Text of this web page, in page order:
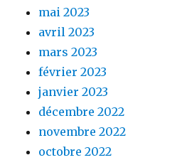
mai 2023
avril 2023
mars 2023
février 2023
janvier 2023
décembre 2022
novembre 2022
octobre 2022